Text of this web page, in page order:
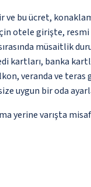
ve bu ücret,
otele girişte,
müsaitlik
kartları, banka
veranda ve
uygun bir oda
yerine varışta